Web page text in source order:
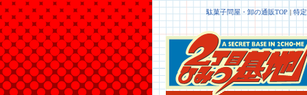
駄菓子問屋・卸の通販TOP | 特